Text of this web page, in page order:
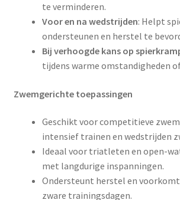
te verminderen.
Voor en na wedstrijden: Helpt
ondersteunen en herstel te
Bij verhoogde kans op
tijdens warme omstandigheden
Zwemgerichte toepassingen
Geschikt voor competitieve
intensief trainen en wedstrijden
Ideaal voor triatleten en open-
met langdurige inspanningen.
Ondersteunt herstel en
zware trainingsdagen.